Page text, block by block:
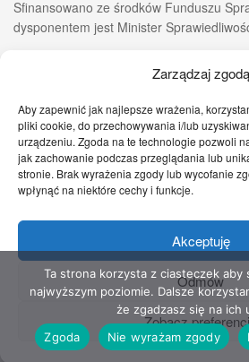
Zarządzaj zgodą
Aby zapewnić jak najlepsze wrażenia,
pliki cookie, do przechowywania i/lub
urządzeniu. Zgoda na te technologie pozwoli
jak zachowanie podczas przeglądania lub
stronie. Brak wyrażenia zgody lub wycofanie
wpłynąć na niektóre cechy i funkcje.
Akceptuję
Odmów
Zobacz
Sfinansowano ze środków Funduszu
dysponentem jest Minister
Zgłoś nam! Szczecińskie Wiadomości
Prawo
Pomoc Prawna Kontakt
Copyright © 2022 Stowarzyszenie Przyjaciół
zastrzeżone
Ta strona korzysta z ciasteczek aby
najwyższym poziomie. Dalsze
że zgadzasz się na ich
Zgoda
Nie wyrażam zgody